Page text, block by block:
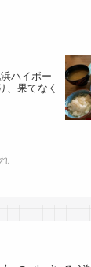
ハイボー
、果てなく